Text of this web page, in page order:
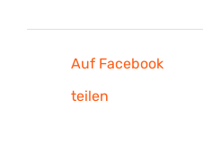
Auf Facebook
teilen